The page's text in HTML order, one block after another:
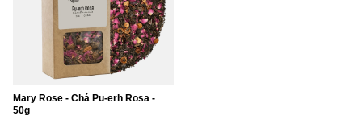
Mary Rose - Chá Pu-erh Rosa -
50g